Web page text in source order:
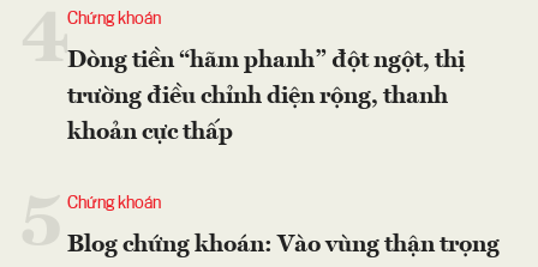
4Chứng khoán
Dòng tiền “hãm phanh” đột ngột, thị
trường điều chỉnh diện rộng, thanh
khoản cực thấp
Chứng khoán
Blog chứng khoán: Vào vùng thận trọng